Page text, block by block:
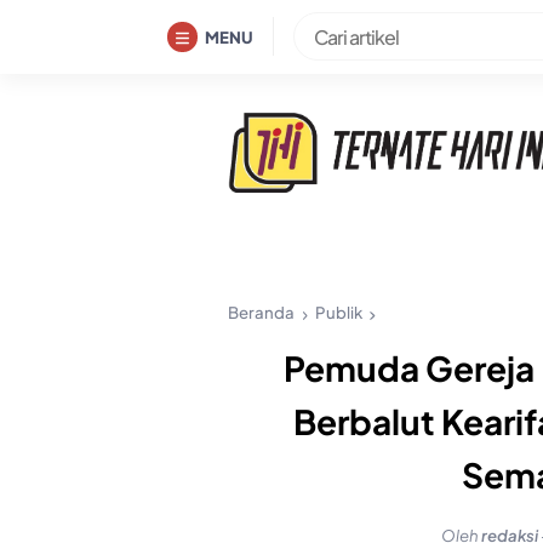
MENU
Beranda Publik
Pemuda
Berbalut
Olehredaksi